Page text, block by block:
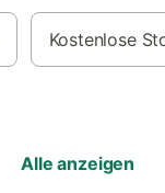
Kostenlose
Alle anzeigen